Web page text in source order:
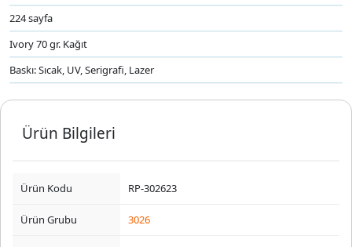
224 sayfa
Ivory 70 gr. Kağıt
Baskı: Sıcak, UV, Serigrafi, Lazer
Ürün Bilgileri
Ürün Kodu RP-302623
Ürün Grubu 3026